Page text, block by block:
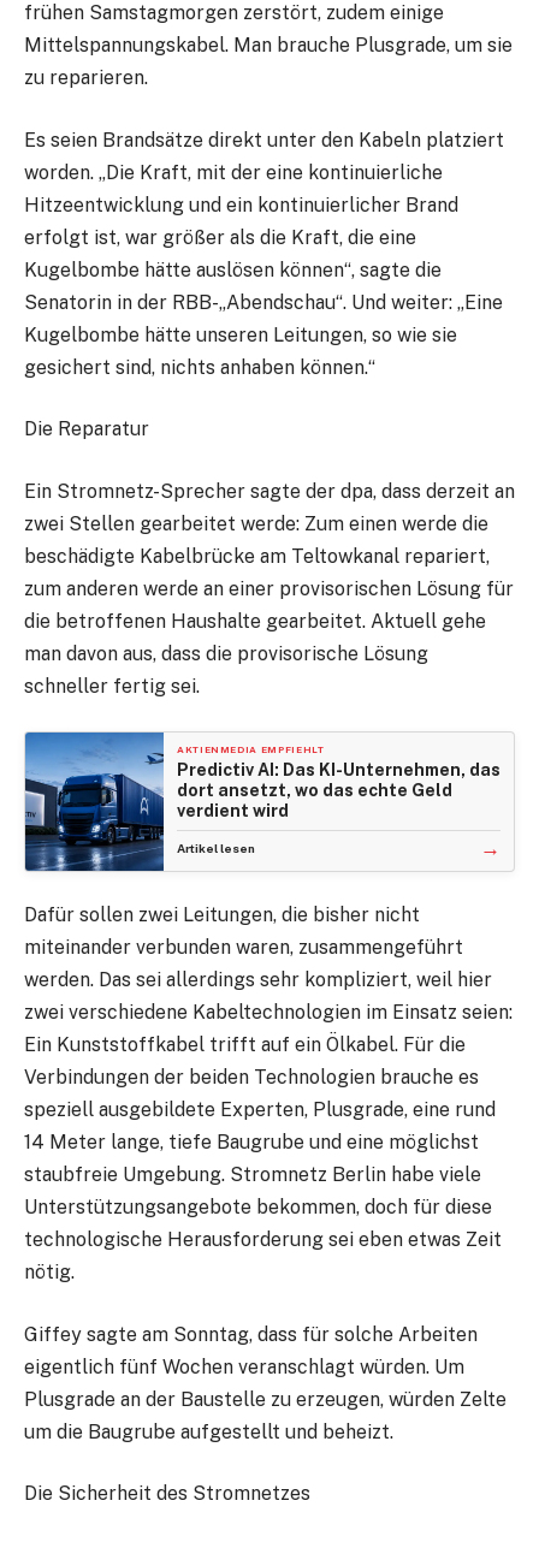
frühen Samstagmorgen zerstört, zudem einige
Mittelspannungskabel. Man brauche Plusgrade, um sie
zu reparieren.
Es seien Brandsätze direkt unter den Kabeln platziert
worden. „Die Kraft, mit der eine kontinuierliche
Hitzeentwicklung und ein kontinuierlicher Brand
erfolgt ist, war größer als die Kraft, die eine
Kugelbombe hätte auslösen können“, sagte die
Senatorin in der RBB-„Abendschau“. Und weiter: „Eine
Kugelbombe hätte unseren Leitungen, so wie sie
gesichert sind, nichts anhaben können.“
Die Reparatur
Ein Stromnetz-Sprecher sagte der dpa, dass derzeit an
zwei Stellen gearbeitet werde: Zum einen werde die
beschädigte Kabelbrücke am Teltowkanal repariert,
zum anderen werde an einer provisorischen Lösung für
die betroffenen Haushalte gearbeitet. Aktuell gehe
man davon aus, dass die provisorische Lösung
schneller fertig sei.
AKTIENMEDIA EMPFIEHLT
Predictiv AI: Das KI-Unternehmen, das
dort ansetzt, wo das echte Geld
verdient wird
Artikel lesen →
Dafür sollen zwei Leitungen, die bisher nicht
miteinander verbunden waren, zusammengeführt
werden. Das sei allerdings sehr kompliziert, weil hier
zwei verschiedene Kabeltechnologien im Einsatz seien:
Ein Kunststoffkabel trifft auf ein Ölkabel. Für die
Verbindungen der beiden Technologien brauche es
speziell ausgebildete Experten, Plusgrade, eine rund
14 Meter lange, tiefe Baugrube und eine möglichst
staubfreie Umgebung. Stromnetz Berlin habe viele
Unterstützungsangebote bekommen, doch für diese
technologische Herausforderung sei eben etwas Zeit
nötig.
Giffey sagte am Sonntag, dass für solche Arbeiten
eigentlich fünf Wochen veranschlagt würden. Um
Plusgrade an der Baustelle zu erzeugen, würden Zelte
um die Baugrube aufgestellt und beheizt.
Die Sicherheit des Stromnetzes